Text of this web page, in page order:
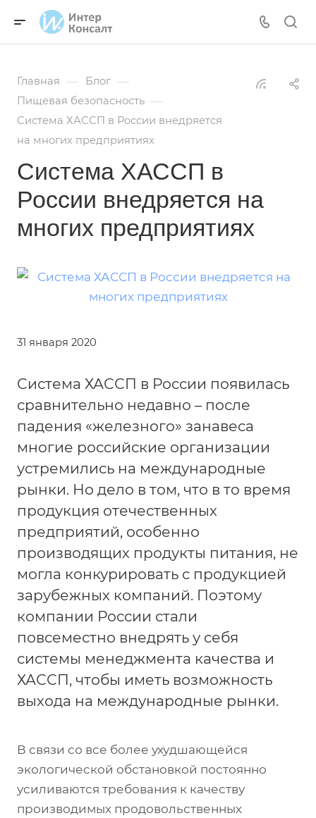
Главная — Блог —
Пищевая безопасность —
Система ХАССП в России внедряется
на многих предприятиях
Система ХАССП в
России внедряется на
многих предприятиях
31 января 2020
Система ХАССП в России появилась
сравнительно недавно – после
падения «железного» занавеса
многие российские организации
устремились на международные
рынки. Но дело в том, что в то время
продукция отечественных
предприятий, особенно
производящих продукты питания, не
могла конкурировать с продукцией
зарубежных компаний. Поэтому
компании России стали
повсеместно внедрять у себя
системы менеджмента качества и
ХАССП, чтобы иметь возможность
выхода на международные рынки.
В связи со все более ухудшающейся
экологической обстановкой постоянно
усиливаются требования к качеству
производимых продовольственных